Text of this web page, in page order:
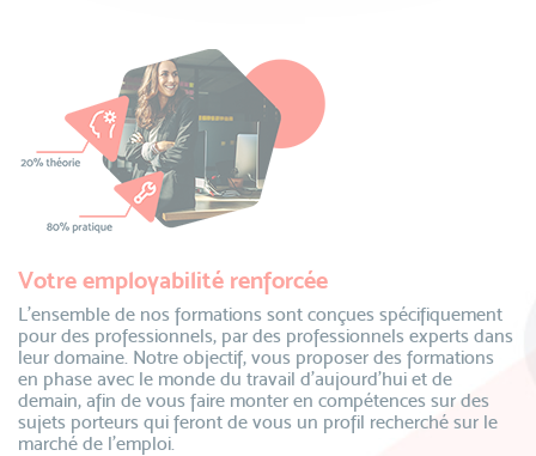
Votre employabilité renforcée
L’ensemble de nos formations sont conçues spécifiquement
pour des professionnels, par des professionnels experts dans
leur domaine. Notre objectif, vous proposer des formations
en phase avec le monde du travail d’aujourd’hui et de
demain, afin de vous faire monter en compétences sur des
sujets porteurs qui feront de vous un profil recherché sur le
marché de l’emploi.